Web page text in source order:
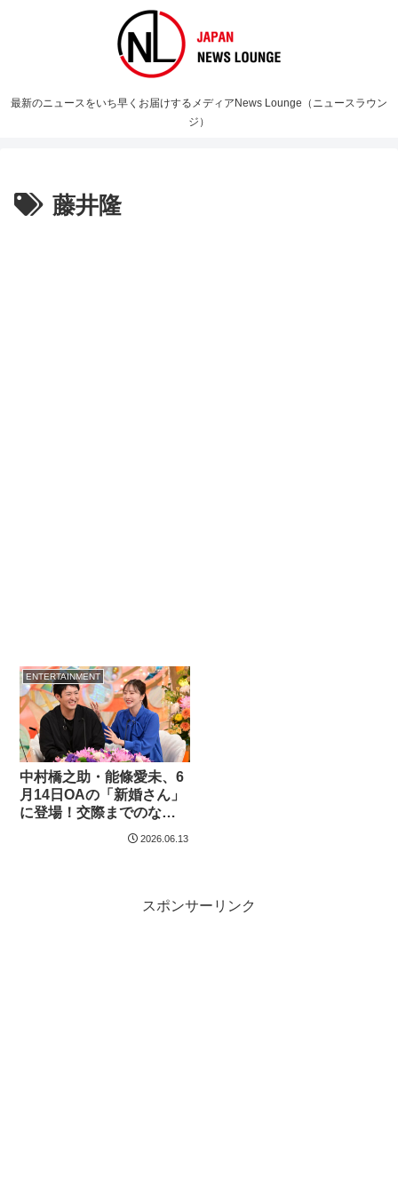
最新のニュースをいち早くお届けするメディアNews Lounge（ニュースラウン
ジ）
藤井隆
ENTERTAINMENT
中村橋之助・能條愛未、6
月14日OAの「新婚さん」
に登場！交際までのなれ
そめ赤裸々トーク、歌舞
伎俳優仲間が裏の顔を…
2026.06.13
スポンサーリンク